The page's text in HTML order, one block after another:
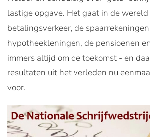
lastige opgave. Het gaat in de
betalingsverkeer, de
hypotheekleningen, de pensioenen
immers altijd om de toekomst - en
resultaten uit het verleden nu
voor.